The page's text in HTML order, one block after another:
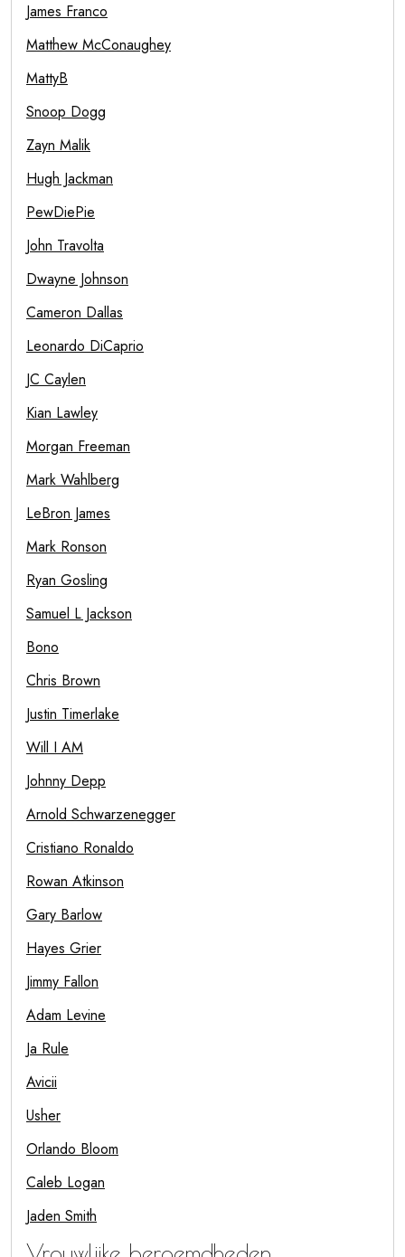
James Franco
Matthew McConaughey
MattyB
Snoop Dogg
Zayn Malik
Hugh Jackman
PewDiePie
John Travolta
Dwayne Johnson
Cameron Dallas
Leonardo DiCaprio
JC Caylen
Kian Lawley
Morgan Freeman
Mark Wahlberg
LeBron James
Mark Ronson
Ryan Gosling
Samuel L Jackson
Bono
Chris Brown
Justin Timerlake
Will I AM
Johnny Depp
Arnold Schwarzenegger
Cristiano Ronaldo
Rowan Atkinson
Gary Barlow
Hayes Grier
Jimmy Fallon
Adam Levine
Ja Rule
Avicii
Usher
Orlando Bloom
Caleb Logan
Jaden Smith